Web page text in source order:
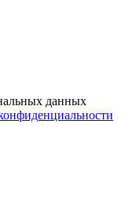
данных